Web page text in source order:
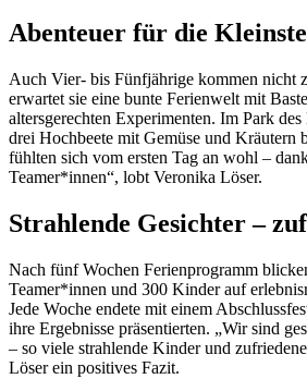
Abenteuer für die
Auch Vier- bis Fünfjährige kommen nicht
erwartet sie eine bunte Ferienwelt mit
altersgerechten Experimenten. Im Park
drei Hochbeete mit Gemüse und
fühlten sich vom ersten Tag an wohl –
Teamer*innen“, lobt Veronika Löser.
Strahlende Gesichter –
Nach fünf Wochen Ferienprogramm
Teamer*innen und 300 Kinder auf
Jede Woche endete mit einem
ihre Ergebnisse präsentierten. „Wir sind
– so viele strahlende Kinder und
Löser ein positives Fazit.